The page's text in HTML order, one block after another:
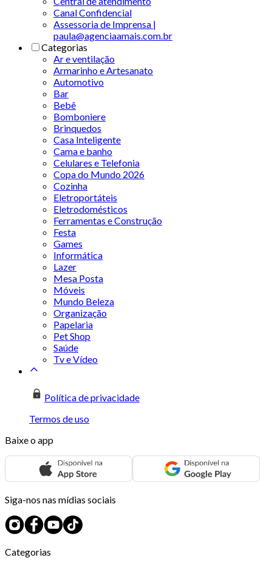
Canal Confidencial
Assessoria de Imprensa |
paula@agenciaamais.com.br
Categorias
Ar e ventilação
Armarinho e Artesanato
Automotivo
Bar
Bebê
Bomboniere
Brinquedos
Casa Inteligente
Cama e banho
Celulares e Telefonia
Copa do Mundo 2026
Cozinha
Eletroportáteis
Eletrodomésticos
Ferramentas e Construção
Festa
Games
Informática
Lazer
Mesa Posta
Móveis
Mundo Beleza
Organização
Papelaria
Pet Shop
Saúde
Tv e Vídeo
Política de privacidade
Termos de uso
Baixe o app
Siga-nos nas mídias sociais
Categorias